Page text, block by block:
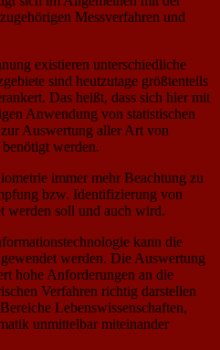
Messverfahren und
existieren unterschiedliche
sind heutzutage größtenteils
Das heißt, dass sich hier mit
Anwendung von statistischen
Auswertung aller Art von
werden.
immer mehr Beachtung zu
bzw. Identifizierung von
werden soll und auch wird.
kann die
werden. Die Auswertung
hohe Anforderungen an die
Verfahren richtig darstellen
Lebenswissenschaften,
unmittelbar miteinander